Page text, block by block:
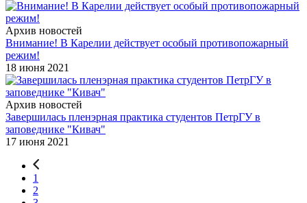
Архив новостей
Внимание! В Карелии действует особый противопожарный
режим!
18 июня 2021
Архив новостей
Завершилась пленэрная практика студентов ПетрГУ в
заповеднике "Кивач"
17 июня 2021
1
2